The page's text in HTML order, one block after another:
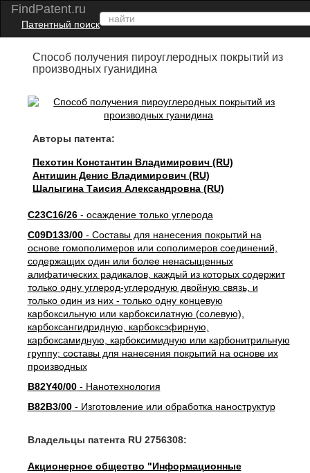
FindPatent.ru
Патентный поиск
Способ получения пироуглеродных покрытий из
производных гуанидина
Авторы патента:
Пехотин Константин Владимирович (RU)
Антишин Денис Владимирович (RU)
Шалыгина Таисия Александровна (RU)
C23C16/26- осаждение только углерода
C09D133/00- Составы для нанесения покрытий на
основе гомополимеров или сополимеров соединений,
содержащих один или более ненасыщенных
алифатических радикалов, каждый из которых содержит
только одну углерод-углеродную двойную связь, и
только один из них - только одну концевую
карбоксильную или карбоксилатную (солевую),
карбоксангидридную, карбоксэфирную,
карбоксамидную, карбоксимидную или карбонитрильную
группу; составы для нанесения покрытий на основе их
производных
B82Y40/00- Нанотехнология
B82B3/00- Изготовление или обработка наноструктур
Владельцы патента RU 2756308:
Акционерное общество "Информационные